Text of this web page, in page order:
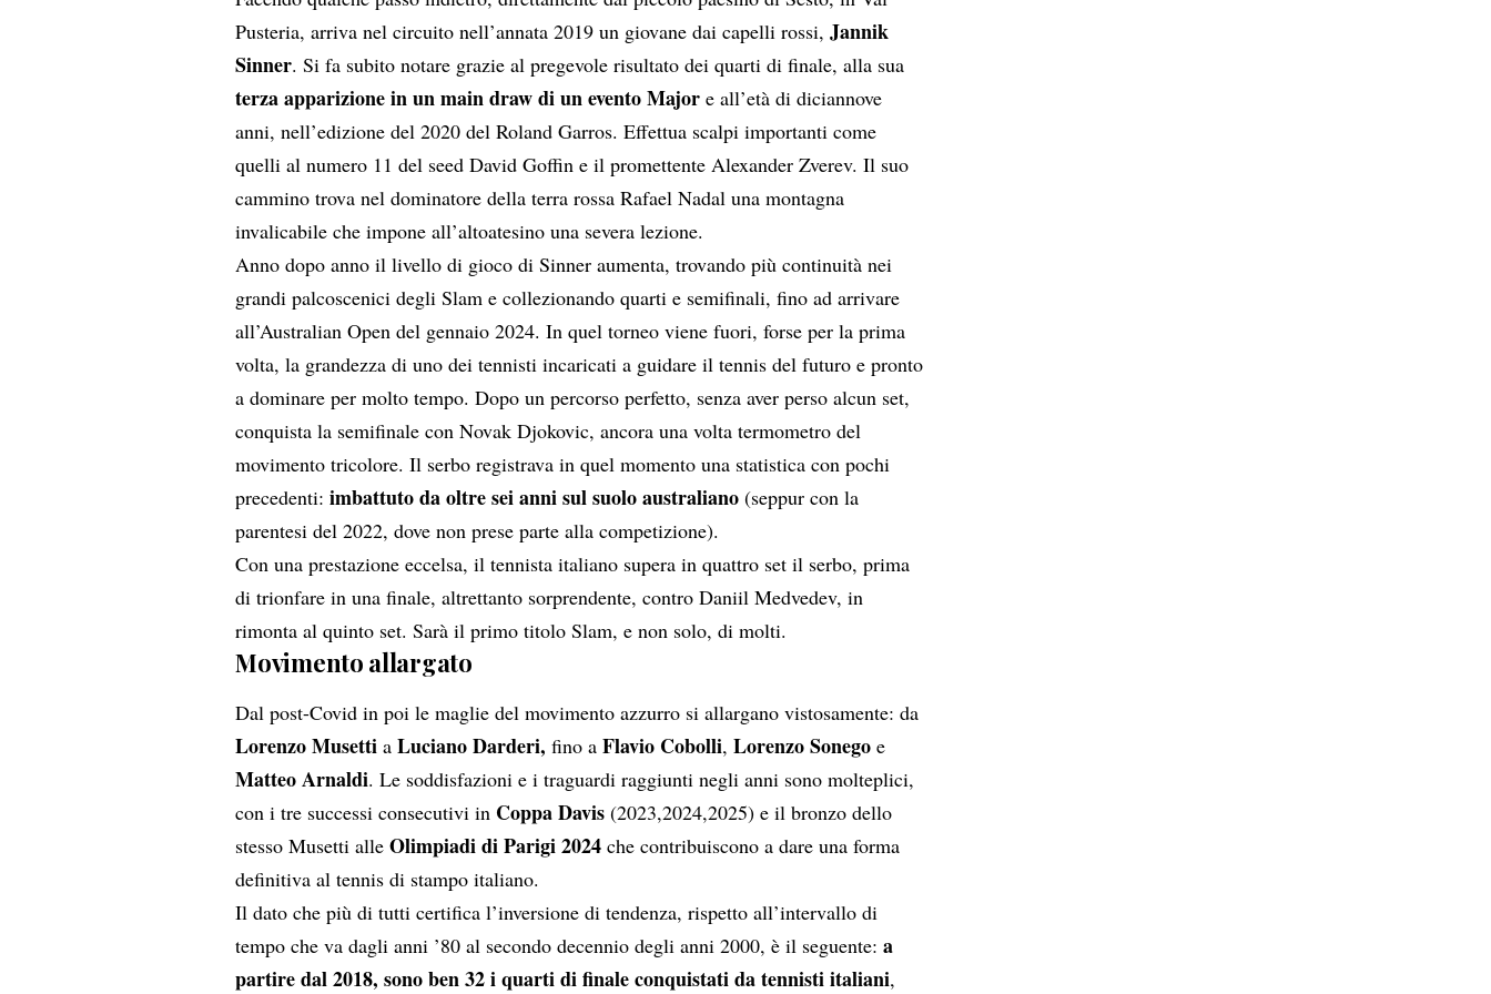
Pusteria, arriva nel circuito nell’annata 2019 un giovane dai capelli rossi,Jannik
Sinner. Si fa subito notare grazie al pregevole risultato dei quarti di finale, alla sua
terza apparizione in un main draw di un evento Major e all’età di diciannove
anni, nell’edizione del 2020 del Roland Garros. Effettua scalpi importanti come
quelli al numero 11 del seed David Goffin e il promettente Alexander Zverev. Il suo
cammino trova nel dominatore della terra rossa Rafael Nadal una montagna
invalicabile che impone all’altoatesino una severa lezione.
Anno dopo anno il livello di gioco di Sinner aumenta, trovando più continuità nei
grandi palcoscenici degli Slam e collezionando quarti e semifinali, fino ad arrivare
all’Australian Open del gennaio 2024. In quel torneo viene fuori, forse per la prima
volta, la grandezza di uno dei tennisti incaricati a guidare il tennis del futuro e pronto
a dominare per molto tempo. Dopo un percorso perfetto, senza aver perso alcun set,
conquista la semifinale con Novak Djokovic, ancora una volta termometro del
movimento tricolore. Il serbo registrava in quel momento una statistica con pochi
precedenti:imbattuto da oltre sei anni sul suolo australiano (seppur con la
parentesi del 2022, dove non prese parte alla competizione).
Con una prestazione eccelsa, il tennista italiano supera in quattro set il serbo, prima
di trionfare in una finale, altrettanto sorprendente, contro Daniil Medvedev, in
rimonta al quinto set. Sarà il primo titolo Slam, e non solo, di molti.
Movimento allargato
Dal post-Covid in poi le maglie del movimento azzurro si allargano vistosamente: da
Lorenzo Musetti aLuciano Darderi, fino aFlavio Cobolli,Lorenzo Sonego e
Matteo Arnaldi. Le soddisfazioni e i traguardi raggiunti negli anni sono molteplici,
con i tre successi consecutivi in Coppa Davis(2023,2024,2025) e il bronzo dello
stesso Musetti alleOlimpiadi di Parigi 2024 che contribuiscono a dare una forma
definitiva al tennis di stampo italiano.
Il dato che più di tutti certifica l’inversione di tendenza, rispetto all’intervallo di
tempo che va dagli anni ’80 al secondo decennio degli anni 2000, è il seguente:a
partire dal 2018, sono ben 32 i quarti di finale conquistati da tennisti italiani,